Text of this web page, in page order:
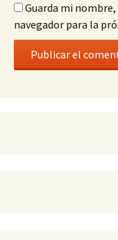
Guarda mi
navegador para la